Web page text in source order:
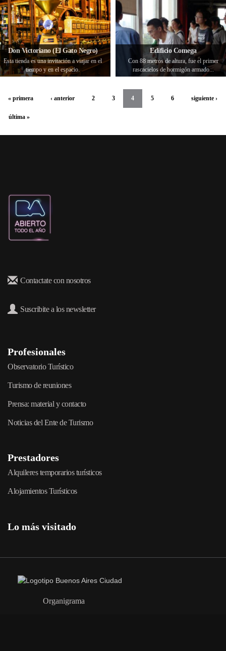
Don Victoriano (El Gato Negro)
Esta tienda es una invitación a viajar en el
tiempo y en el espacio.
Edificio Comega
Con 88 metros de altura, fue el primer
rascacielos de hormigón armado...
« primera ‹ anterior 2 3 4 5 6 siguiente ›
última »
Contactate con nosotros
Suscribite a los newsletter
Profesionales
Observatorio Turístico
Turismo de reuniones
Prensa: material y contacto
Noticias del Ente de Turismo
Prestadores
Alquileres temporarios turísticos
Alojamientos Turísticos
Lo más visitado
Organigrama